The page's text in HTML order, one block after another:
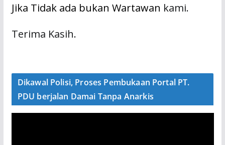
Jika Tidak ada bukan Wartawan kami.
Terima Kasih.
Dikawal Polisi, Proses Pembukaan Portal PT.
PDU berjalan Damai Tanpa Anarkis